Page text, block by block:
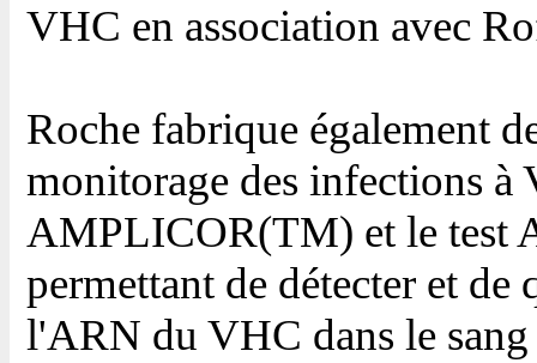
VHC en association avec
Roche fabrique également
monitorage des infections
AMPLICOR(TM) et le
permettant de détecter et
l'ARN du VHC dans le sang